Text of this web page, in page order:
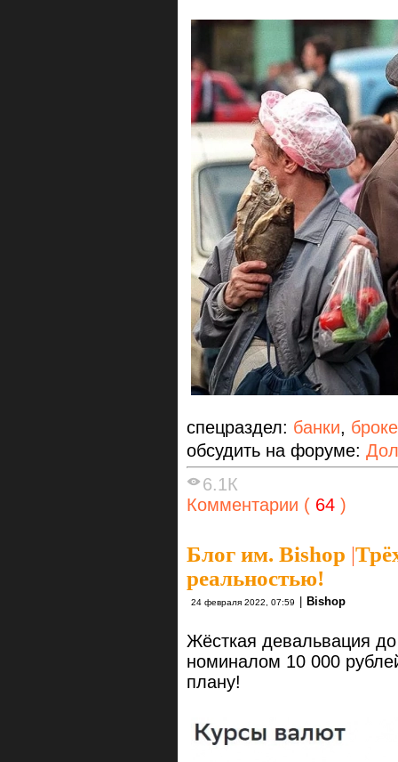
спецраздел: банки,
обсудить на форуме:
6.1К
Комментарии ( 64 )
Блог им. Bishop |
реальностью!
24 февраля 2022, 07:59 Bishop
Жёсткая девальвация
номиналом 10 000
плану!